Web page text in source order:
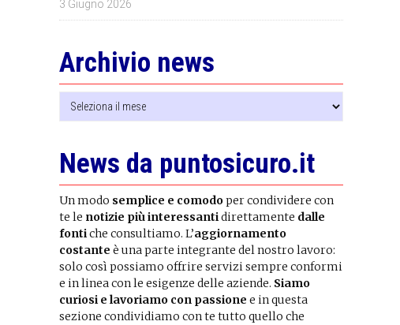
3 Giugno 2026
Archivio news
Archivio
news
News da puntosicuro.it
Un modo semplice e comodoper condividere con
te le notizie più interessantidirettamente dalle
fontiche consultiamo. L’aggiornamento
costante è una parte integrante del nostro lavoro:
solo così possiamo offrire servizi sempre conformi
e in linea con le esigenze delle aziende. Siamo
curiosi e lavoriamo con passione e in questa
sezione condividiamo con te tutto quello che